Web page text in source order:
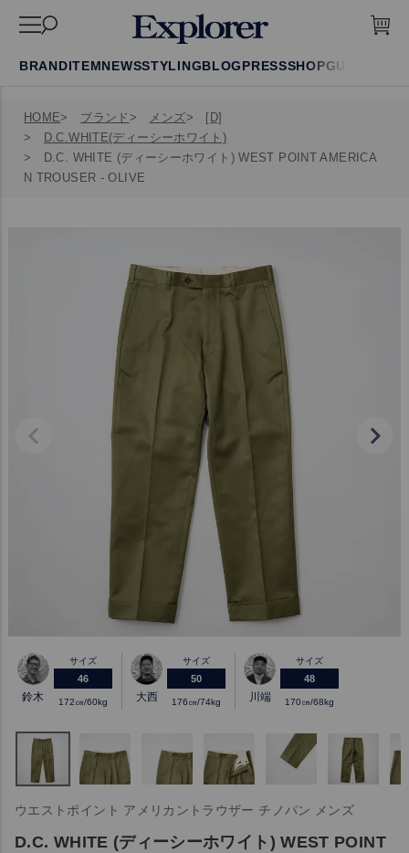
BRANDITEMNEWSSTYLINGBLOGPRESSSHOPGUIDE
HOME ブランド メンズ
[D]
D.C.WHITE(ディーシーホワイト)
D.C. WHITE (ディーシーホワイト) WEST POINT AMERICA
N TROUSER - OLIVE
鈴木
サイズ
46
172㎝/60kg 大西
サイズ
50
176㎝/74kg 川端
サイズ
48
170㎝/68kg
ウエストポイント アメリカントラウザー チノパン メンズ
D.C. WHITE (ディーシーホワイト) WEST POINT